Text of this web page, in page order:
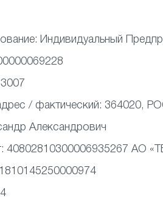
Индивидуальный
/ фактический: 364020,
Александрович
40802810300006935267 АО